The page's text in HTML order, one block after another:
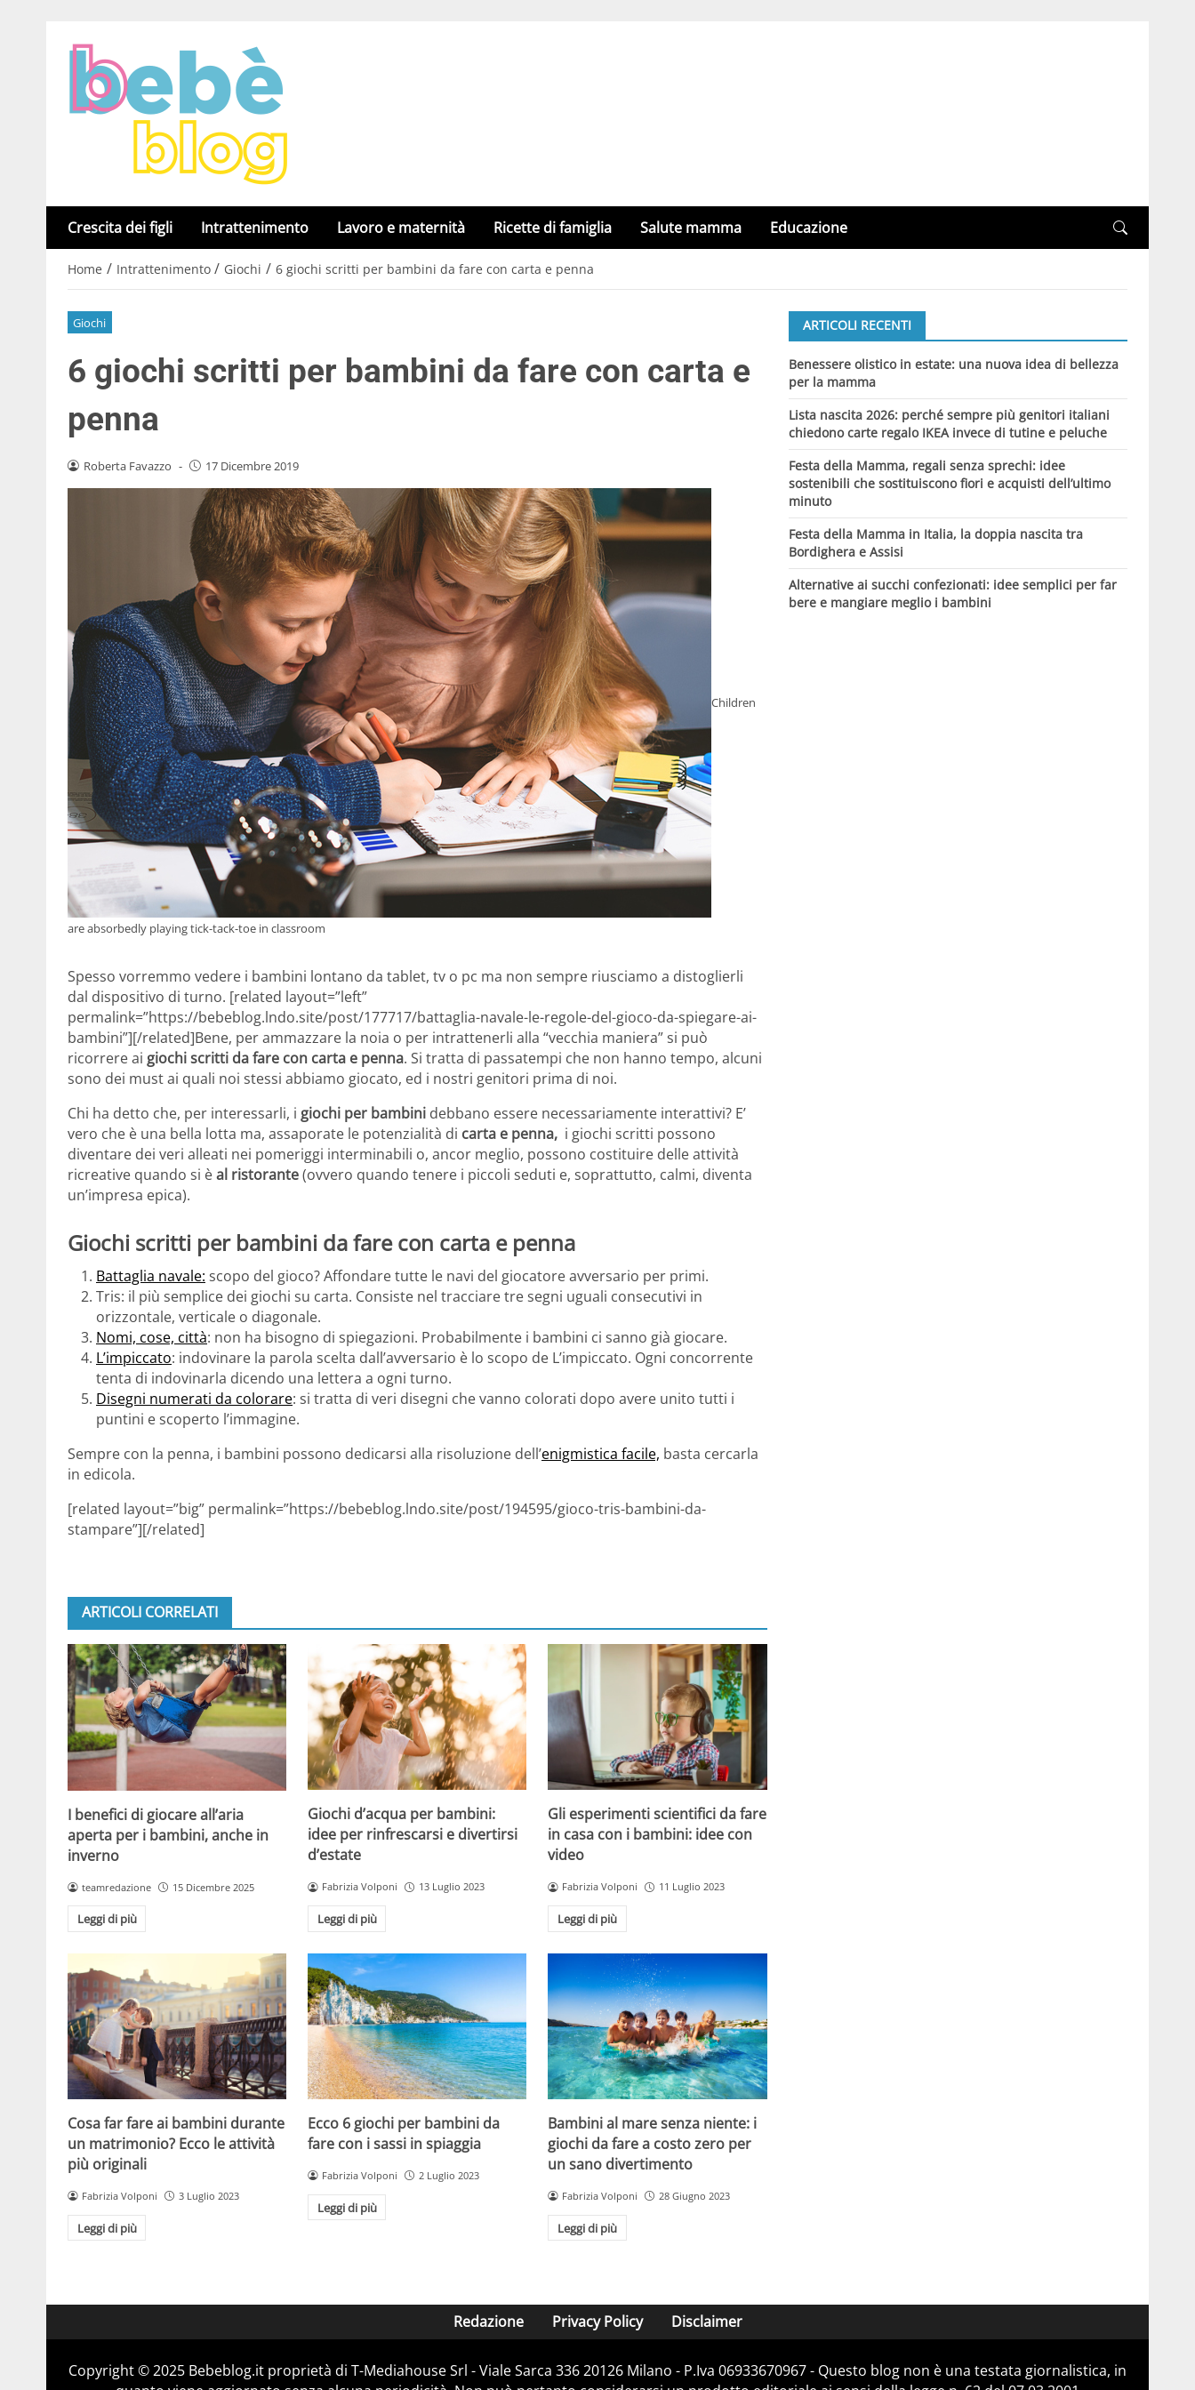
Crescita dei figli Intrattenimento Lavoro e maternità Ricette di famiglia Salute mamma Educazione
Home / Intrattenimento / Giochi / 6 giochi scritti per bambini da fare con carta e penna
Giochi
6 giochi scritti per bambini da fare con carta e
penna
Roberta Favazzo - 17 Dicembre 2019
Children
are absorbedly playing tick-tack-toe in classroom
Spesso vorremmo vedere i bambini lontano da tablet, tv o pc ma non sempre riusciamo a distoglierli
dal dispositivo di turno. [related layout=”left”
permalink=”https://bebeblog.lndo.site/post/177717/battaglia-navale-le-regole-del-gioco-da-spiegare-ai-
bambini”][/related]Bene, per ammazzare la noia o per intrattenerli alla “vecchia maniera” si può
ricorrere ai giochi scritti da fare con carta e penna. Si tratta di passatempi che non hanno tempo, alcuni
sono dei must ai quali noi stessi abbiamo giocato, ed i nostri genitori prima di noi.
Chi ha detto che, per interessarli, i giochi per bambini debbano essere necessariamente interattivi? E’
vero che è una bella lotta ma, assaporate le potenzialità di carta e penna, i giochi scritti possono
diventare dei veri alleati nei pomeriggi interminabili o, ancor meglio, possono costituire delle attività
ricreative quando si èal ristorante(ovvero quando tenere i piccoli seduti e, soprattutto, calmi, diventa
un’impresa epica).
Giochi scritti per bambini da fare con carta e penna
Battaglia navale: scopo del gioco? Affondare tutte le navi del giocatore avversario per primi.
Tris: il più semplice dei giochi su carta. Consiste nel tracciare tre segni uguali consecutivi in
orizzontale, verticale o diagonale.
Nomi, cose, città: non ha bisogno di spiegazioni. Probabilmente i bambini ci sanno già giocare.
L’impiccato: indovinare la parola scelta dall’avversario è lo scopo de L’impiccato. Ogni concorrente
tenta di indovinarla dicendo una lettera a ogni turno.
Disegni numerati da colorare: si tratta di veri disegni che vanno colorati dopo avere unito tutti i
puntini e scoperto l’immagine.
Sempre con la penna, i bambini possono dedicarsi alla risoluzione dell’enigmistica facile, basta cercarla
in edicola.
[related layout=”big” permalink=”https://bebeblog.lndo.site/post/194595/gioco-tris-bambini-da-
stampare”][/related]
ARTICOLI CORRELATI
I benefici di giocare all’aria
aperta per i bambini, anche in
inverno
teamredazione 15 Dicembre 2025
Leggi di più
Giochi d’acqua per bambini:
idee per rinfrescarsi e divertirsi
d’estate
Fabrizia Volponi 13 Luglio 2023
Leggi di più
Gli esperimenti scientifici da fare
in casa con i bambini: idee con
video
Fabrizia Volponi 11 Luglio 2023
Leggi di più
Cosa far fare ai bambini durante
un matrimonio? Ecco le attività
più originali
Fabrizia Volponi 3 Luglio 2023
Leggi di più
Ecco 6 giochi per bambini da
fare con i sassi in spiaggia
Fabrizia Volponi 2 Luglio 2023
Leggi di più
Bambini al mare senza niente: i
giochi da fare a costo zero per
un sano divertimento
Fabrizia Volponi 28 Giugno 2023
Leggi di più
ARTICOLI RECENTI
Benessere olistico in estate: una nuova idea di bellezza
per la mamma
Lista nascita 2026: perché sempre più genitori italiani
chiedono carte regalo IKEA invece di tutine e peluche
Festa della Mamma, regali senza sprechi: idee
sostenibili che sostituiscono fiori e acquisti dell’ultimo
minuto
Festa della Mamma in Italia, la doppia nascita tra
Bordighera e Assisi
Alternative ai succhi confezionati: idee semplici per far
bere e mangiare meglio i bambini
Redazione Privacy Policy Disclaimer
Copyright © 2025 Bebeblog.it proprietà di T-Mediahouse Srl - Viale Sarca 336 20126 Milano - P.Iva 06933670967 - Questo blog non è una testata giornalistica, in